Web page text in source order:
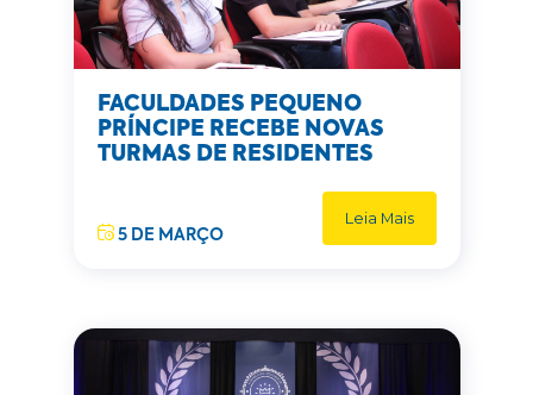
FACULDADES PEQUENO
PRÍNCIPE RECEBE NOVAS
TURMAS DE RESIDENTES
5 DE MARÇO
Leia Mais